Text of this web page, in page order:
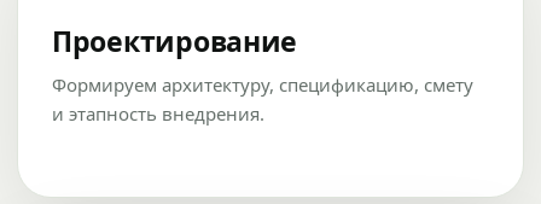
Проектирование
Формируем архитектуру, спецификацию, смету
и этапность внедрения.